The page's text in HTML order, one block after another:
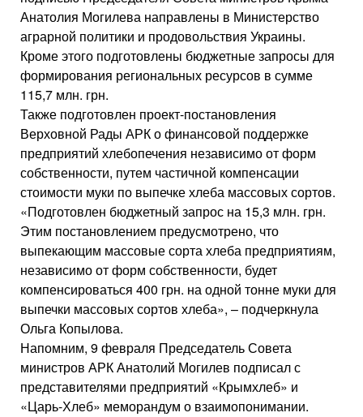
Анатолия Могилева направлены в Министерство
аграрной политики и продовольствия Украины.
Кроме этого подготовлены бюджетные запросы для
формирования региональных ресурсов в сумме
115,7 млн. грн.
Также подготовлен проект-постановления
Верховной Рады АРК о финансовой поддержке
предприятий хлебопечения независимо от форм
собственности, путем частичной компенсации
стоимости муки по выпечке хлеба массовых сортов.
«Подготовлен бюджетный запрос на 15,3 млн. грн.
Этим постановлением предусмотрено, что
выпекающим массовые сорта хлеба предприятиям,
независимо от форм собственности, будет
компенсироваться 400 грн. на одной тонне муки для
выпечки массовых сортов хлеба», – подчеркнула
Ольга Копылова.
Напомним, 9 февраля Председатель Совета
министров АРК Анатолий Могилев подписал с
представителями предприятий «Крымхлеб» и
«Царь-Хлеб» меморандум о взаимопонимании.